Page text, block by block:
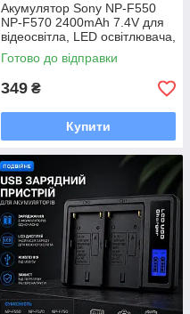
Акумулятор Sony NP-F550
NP-F570 2400mAh 7.4V для
відеосвітла, LED освітлювача,
прожектора Digital Battery
Pack
Готово до відправки
349 ₴
Купити